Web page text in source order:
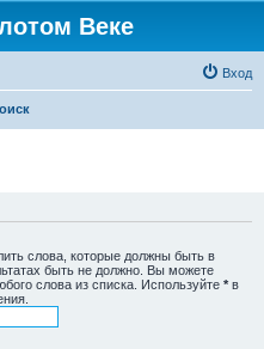
Веке
Вход
слова, которые должны быть в
быть не должно. Вы можете
слова из списка. Используйте * в